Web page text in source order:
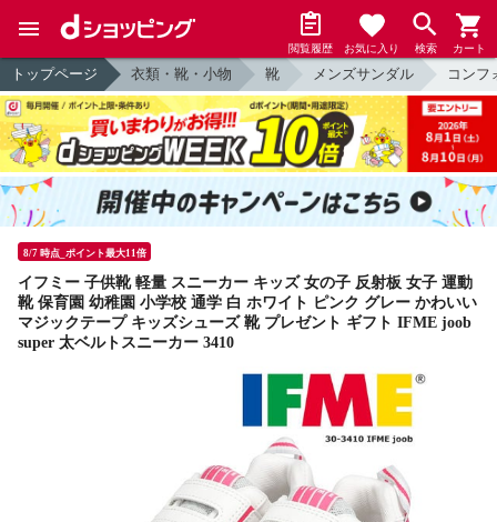
閲覧履歴 お気に入り 検索 カート
トップページ 衣類・靴・小物 靴 メンズサンダル コンフ
8/7 時点_ポイント最大11倍
イフミー 子供靴 軽量 スニーカー キッズ 女の子 反射板 女子 運動
靴 保育園 幼稚園 小学校 通学 白 ホワイト ピンク グレー かわいい
マジックテープ キッズシューズ 靴 プレゼント ギフト IFME joob
super 太ベルトスニーカー 3410